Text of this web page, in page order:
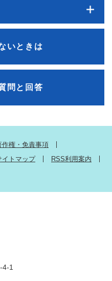
いときは
問と回答
作権・免責事項
イトマップ
RSS利用案内
4-1